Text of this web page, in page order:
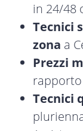
in 24/48
Tecnici
zona a
Prezzi
Tecnici